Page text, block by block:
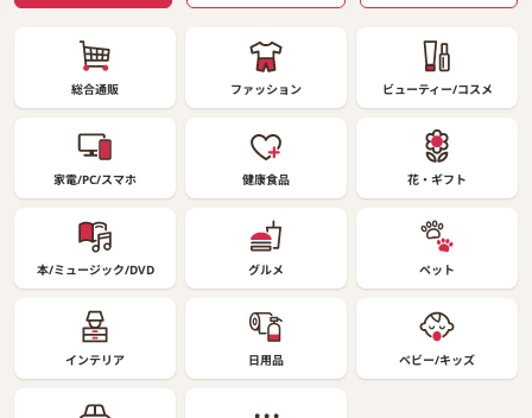
総合通販 ファッション ビューティー/コスメ
家電/PC/スマホ 健康食品 花・ギフト
本/ミュージック/DVD グルメ ペット
インテリア 日用品 ベビー/キッズ